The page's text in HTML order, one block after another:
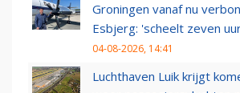
Groningen vanaf nu
Esbjerg: 'scheelt zeven
04-08-2026, 14:41
Luchthaven Luik krijgt